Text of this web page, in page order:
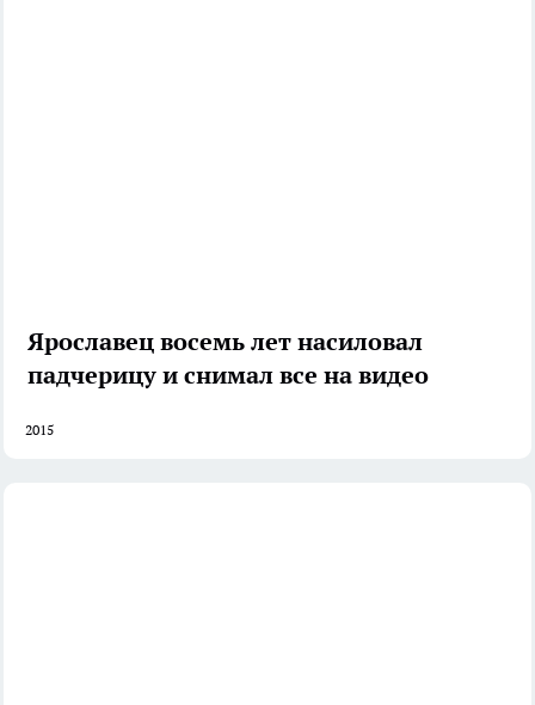
Ярославец восемь лет насиловал
падчерицу и снимал все на видео
2015